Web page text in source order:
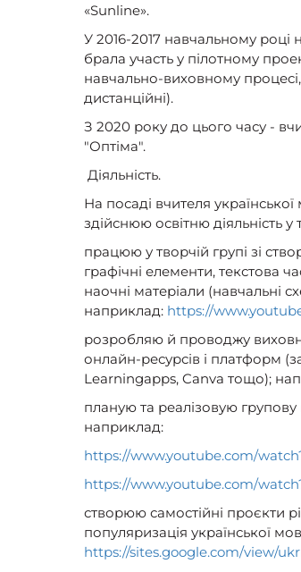
«Sunline».
У 2016-2017 навчальному
брала участь у пілотному
навчально-виховному
дистанційні).
З 2020 року до цього часу -
"Оптіма".
Діяльність.
На посаді вчителя
здійснюю освітню діяльність
працюю у творчій групі зі
графічні елементи, текстова
наочні матеріали (навчальні
наприклад: https://
розробляю й проводжу
онлайн-ресурсів і платформ
Learningapps, Canva тощо);
планую та реалізовую групову
наприклад:
https://www.youtube.com/
https://www.youtube.com/
створюю самостійні проєкти
популяризація української
https://sites.google.com/view/